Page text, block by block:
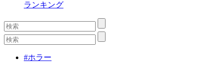
ランキング
#ホラー